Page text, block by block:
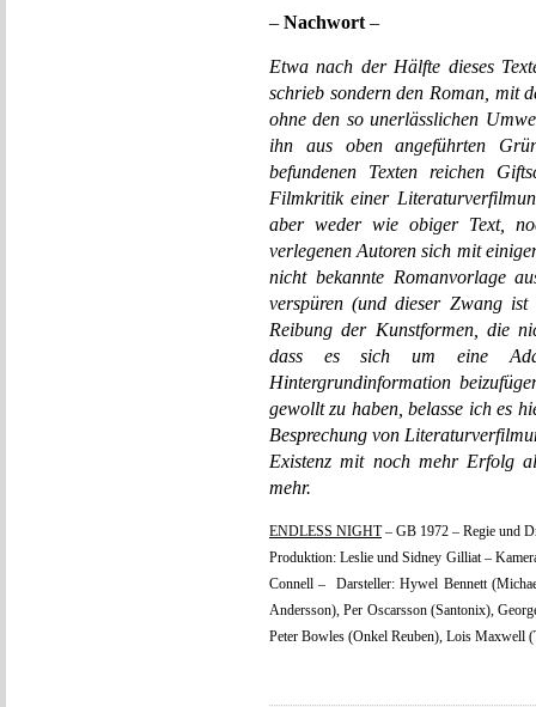
– Nachwort –
Etwa nach der Hälfte dieses
schrieb sondern den Roman, mit
ohne den so unerlässlichen
ihn aus oben angeführten
befundenen Texten reichen
Filmkritik einer
aber weder wie obiger Text,
verlegenen Autoren sich mit
nicht bekannte Romanvorlage
verspüren (und dieser Zwang
Reibung der Kunstformen, die
dass es sich um eine
Hintergrundinformation
gewollt zu haben, belasse ich es
Besprechung von
Existenz mit noch mehr Erfolg
mehr.
ENDLESS NIGHT– GB 1972 – Regie und
Produktion: Leslie und Sidney Gilliat –
Connell – Darsteller: Hywel Bennett
Andersson), Per Oscarsson (Santonix),
Peter Bowles (Onkel Reuben), Lois Maxwell